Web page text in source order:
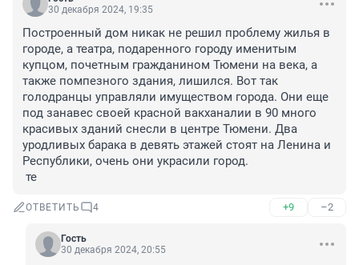
30 декабря 2024, 19:35
Построенный дом никак не решил проблему жилья в
городе, а театра, подаренного городу именитым
купцом, почетным гражданином Тюмени на века, а
также помпезного здания, лишился. Вот так
голодранцы управляли имуществом города. Они еще
под занавес своей красной вакханалии в 90 много
красивых зданий снесли в центре Тюмени. Два
уродливых барака в девять этажей стоят на Ленина и
Республики, очень они украсили город.
те
ОТВЕТИТЬ 4 +9 –2
Гость
30 декабря 2024, 20:55